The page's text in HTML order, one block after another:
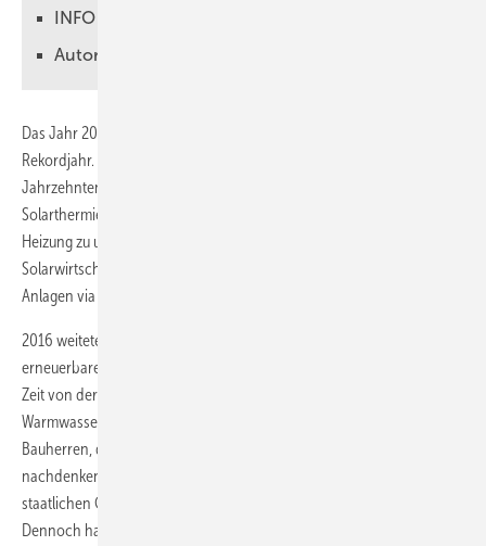
INFO
Autor
Das Jahr 2015 bedeutete für Deutschland in vielerlei Hinsicht ein
Rekordjahr. Unter anderem schien die Sonne so häufig wie seit
Jahrzehnten nicht mehr. Letztes Jahr kamen 100 000
Solarthermieanlagen hinzu, um damit Wasser zu erwärmen oder die
Heizung zu unterstützen. Das berichtet der Bundesverband
Solarwirtschaft (BSW-Solar). Inzwischen wärmen rund zwei Millionen
Anlagen via Sonne deutsche Häuser.
2016 weitete nun die Regierung ihr Marktanreizprogramm zur Nutzung
erneuerbarer Energien aus. Ein Herzstück darin ist eben jene lange
Zeit von der Politik vernachlässigte Solarthermie. Gerade die reine
Warmwasserbereitung ist nun schon in der Basisförderung enthalten.
Bauherren, die ohnehin über einen Wechsel ihrer Heizung
nachdenken müssen, kommen weiterhin in den Genuss von
staatlichen Geldern, wenn sie eine Solarthermieanlage mit einbauen.
Dennoch hat es die Solarthermie derzeit nicht leicht. Ein Grund sind